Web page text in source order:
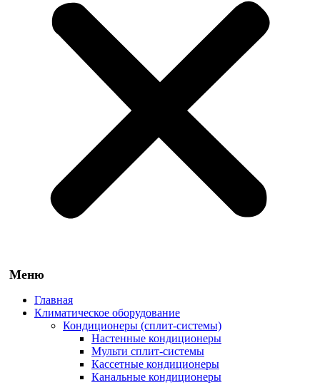
Главная
Климатическое оборудование
Кондиционеры (сплит-системы)
Настенные кондиционеры
Мульти сплит-системы
Кассетные кондиционеры
Канальные кондиционеры